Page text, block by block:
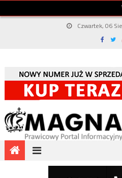
Czwartek, 06